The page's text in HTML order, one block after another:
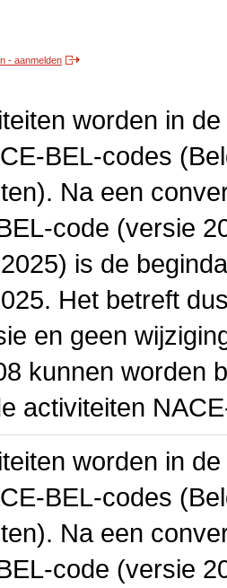
- aanmelden
worden in
BEL-codes
Na een
code (versie
is de
Het betreft
en geen
kunnen worden
activiteiten
worden in
BEL-codes
Na een
code (versie